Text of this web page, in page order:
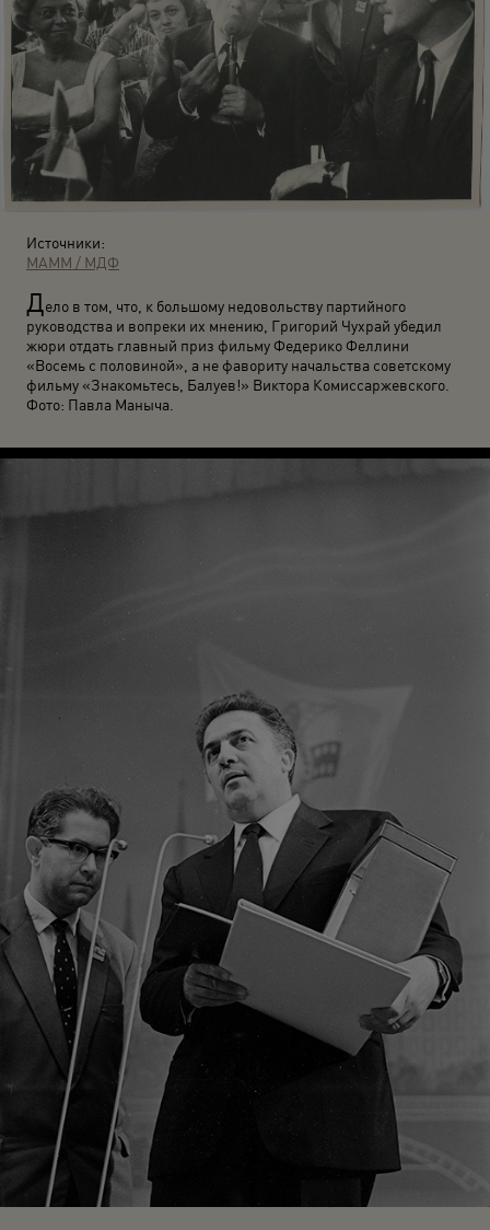
Источники:
МАММ / МДФ
Дело в том, что, к большому недовольству партийного
руководства и вопреки их мнению, Григорий Чухрай убедил
жюри отдать главный приз фильму Федерико Феллини
«Восемь с половиной», а не фавориту начальства советскому
фильму «Знакомьтесь, Балуев!» Виктора Комиссаржевского.
Фото: Павла Маныча.